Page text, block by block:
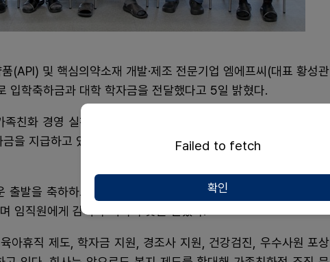
(API) 및 핵심의약소재 개발·제조 전문기업 엠에프씨(대표 황성관
입학축하금과 대학 학자금을 전달했다고 5일 밝혔다.
친화 경영 실천의 일환으로 자녀가 유치원부터 고등학교까지 각
을 지급하고 있다. 대학교 신입생 자녀에게는 최대 8학기 동안 학
출발을 축하하고 안정적인 학업 환경을 돕기 위해 마련됐다. 회사
임직원에게 감사와 격려의 뜻을 전했다.
아휴직 제도, 학자금 지원, 경조사 지원, 건강검진, 우수사원 포상
Failed to fetch
확인